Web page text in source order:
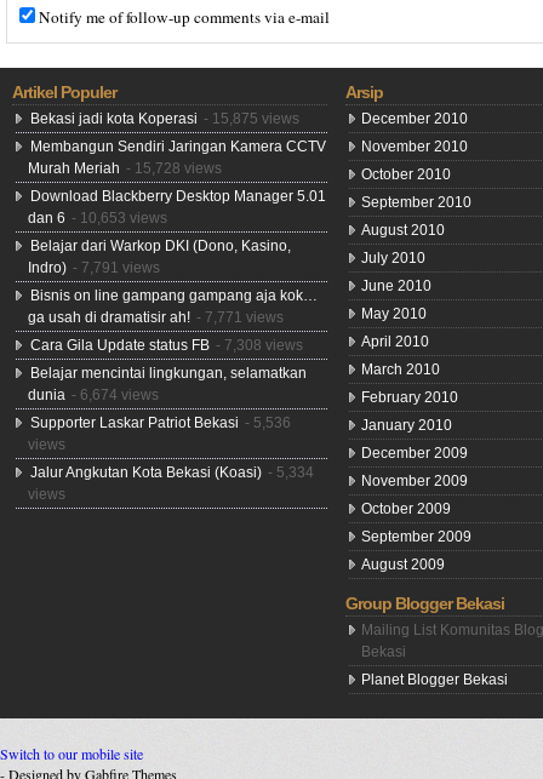
Notify me of follow-up comments via e-mail
Artikel Populer
Bekasi jadi kota Koperasi - 15,875 views
Membangun Sendiri Jaringan Kamera CCTV
Murah Meriah - 15,728 views
Download Blackberry Desktop Manager 5.01
dan 6 - 10,653 views
Belajar dari Warkop DKI (Dono, Kasino,
Indro) - 7,791 views
Bisnis on line gampang gampang aja kok…
ga usah di dramatisir ah! - 7,771 views
Cara Gila Update status FB - 7,308 views
Belajar mencintai lingkungan, selamatkan
dunia - 6,674 views
Supporter Laskar Patriot Bekasi - 5,536
views
Jalur Angkutan Kota Bekasi (Koasi) - 5,334
views
Arsip
December 2010
November 2010
October 2010
September 2010
August 2010
July 2010
June 2010
May 2010
April 2010
March 2010
February 2010
January 2010
December 2009
November 2009
October 2009
September 2009
August 2009
Group Blogger Bekasi
Mailing List Komunitas
Bekasi
Planet Blogger Bekasi
Switch to our mobile site
- Designed by Gabfire Themes